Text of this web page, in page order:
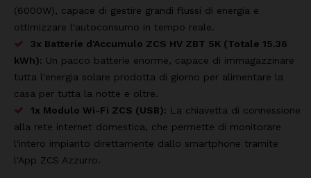
(6000W), capace di gestire grandi flussi di energia e
ottimizzare l'autoconsumo in tempo reale.
3x Batterie d'Accumulo ZCS HV ZBT 5K (Totale 15.36
kWh): Un pacco batterie enorme, capace di immagazzinare
tutta l'energia solare prodotta di giorno per alimentare la
casa per tutta la notte e oltre.
1x Modulo Wi-Fi ZCS (USB): La chiavetta di connessione
alla rete internet domestica, che permette di monitorare
l'intero impianto direttamente dallo smartphone tramite
l'App ZCS Azzurro.